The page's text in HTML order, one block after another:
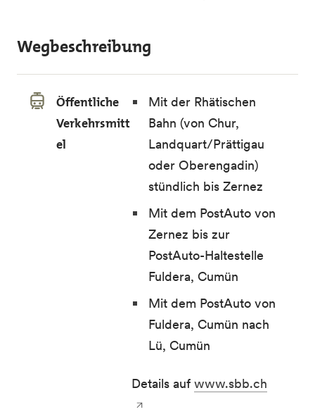
Wegbeschreibung
Öffentliche
Verkehrsmitt
el
Mit der Rhätischen
Bahn (von Chur,
Landquart/Prättigau
oder Oberengadin)
stündlich bis Zernez
Mit dem PostAuto von
Zernez bis zur
PostAuto-Haltestelle
Fuldera, Cumün
Mit dem PostAuto von
Fuldera, Cumün nach
Lü, Cumün
Details aufwww.sbb.ch